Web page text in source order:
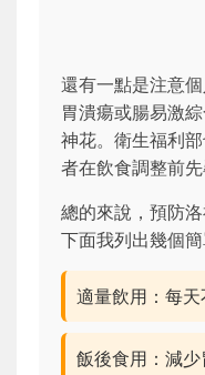
還有一點是注意
胃潰瘍或腸易激
神花。衛生福利
者在飲食調整前先
總的來說，預防
下面我列出幾個
適量飲用：每天
飯後食用：減少